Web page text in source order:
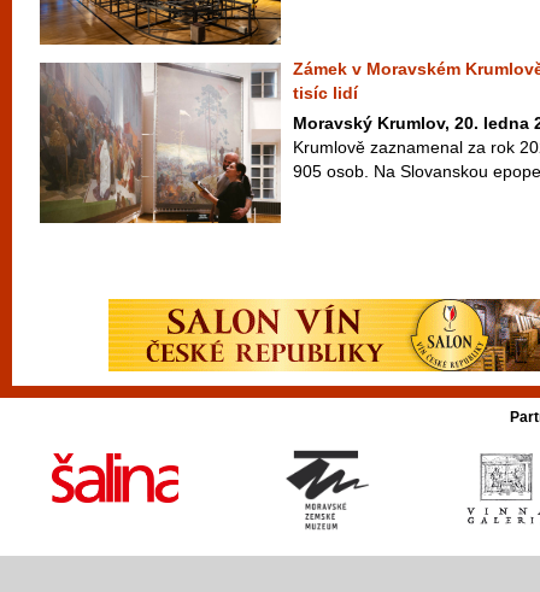
Zámek v Moravském
tisíc lidí
Moravský Krumlov, 20. ledna
Krumlově zaznamenal za rok
905 osob. Na Slovanskou